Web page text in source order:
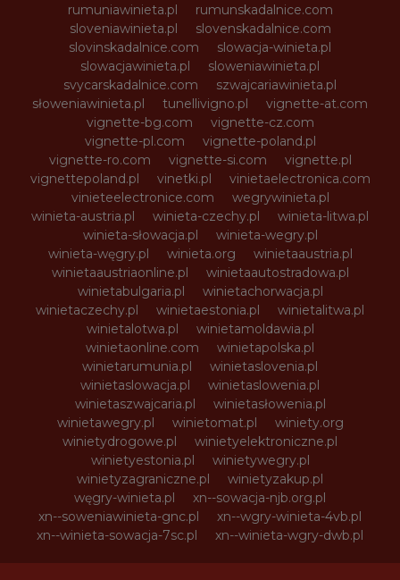
rumuniawinieta.pl
rumunskadalnice.com
sloveniawinieta.pl
slovenskadalnice.com
slovinskadalnice.com
slowacja-winieta.pl
slowacjawinieta.pl
sloweniawinieta.pl
svycarskadalnice.com
szwajcariawinieta.pl
słoweniawinieta.pl
tunellivigno.pl
vignette-at.com
vignette-bg.com
vignette-cz.com
vignette-pl.com
vignette-poland.pl
vignette-ro.com
vignette-si.com
vignette.pl
vignettepoland.pl
vinetki.pl
vinietaelectronica.com
vinieteelectronice.com
wegrywinieta.pl
winieta-austria.pl
winieta-czechy.pl
winieta-litwa.pl
winieta-słowacja.pl
winieta-wegry.pl
winieta-węgry.pl
winieta.org
winietaaustria.pl
winietaaustriaonline.pl
winietaautostradowa.pl
winietabulgaria.pl
winietachorwacja.pl
winietaczechy.pl
winietaestonia.pl
winietalitwa.pl
winietalotwa.pl
winietamoldawia.pl
winietaonline.com
winietapolska.pl
winietarumunia.pl
winietaslovenia.pl
winietaslowacja.pl
winietaslowenia.pl
winietaszwajcaria.pl
winietasłowenia.pl
winietawegry.pl
winietomat.pl
winiety.org
winietydrogowe.pl
winietyelektroniczne.pl
winietyestonia.pl
winietywegry.pl
winietyzagraniczne.pl
winietyzakup.pl
węgry-winieta.pl
xn--sowacja-njb.org.pl
xn--soweniawinieta-gnc.pl
xn--wgry-winieta-4vb.pl
xn--winieta-sowacja-7sc.pl
xn--winieta-wgry-dwb.pl